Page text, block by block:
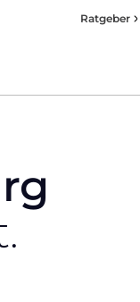
Ratgeber